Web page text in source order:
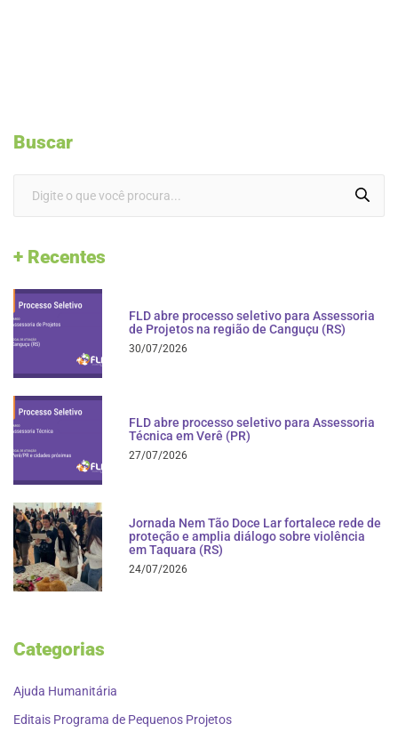
Buscar
+ Recentes
FLD abre processo seletivo para Assessoria
de Projetos na região de Canguçu (RS)
30/07/2026
FLD abre processo seletivo para Assessoria
Técnica em Verê (PR)
27/07/2026
Jornada Nem Tão Doce Lar fortalece rede de
proteção e amplia diálogo sobre violência
em Taquara (RS)
24/07/2026
Categorias
Ajuda Humanitária
Editais Programa de Pequenos Projetos